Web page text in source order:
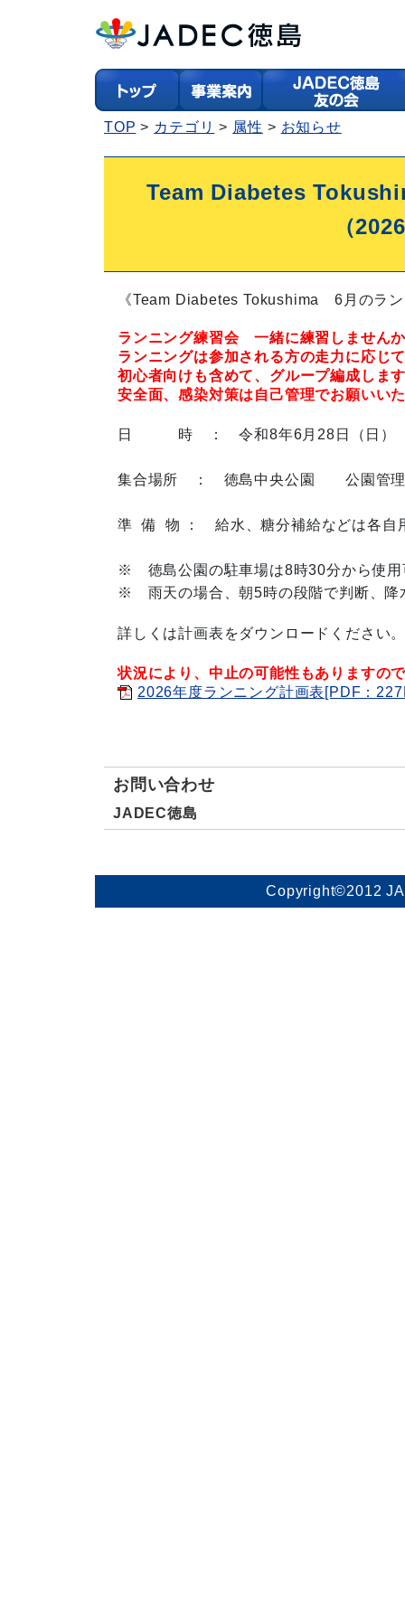
TOP カテゴリ 属性 お知らせ
Team Diabetes
（
《Team Diabetes Tokushima 6月のラ
ランニング練習会一緒に練習しません
ランニングは参加される方の走力に応じ
初心者向けも含めて、グループ編成しま
安全面、感染対策は自己管理でお願いい
日 時 ： 令和8年6月28日（日
集合場所 ： 徳島中央公園 公園管
準 備 物 ： 給水、糖分補給などは各自
※ 徳島公園の駐車場は8時30分から使用
※ 雨天の場合、朝5時の段階で判断、降
詳しくは計画表をダウンロードください
状況により、中止の可能性もありますの
2026年度ランニング計画表[PDF：
お問い合わせ
JADEC徳島
Copyright©2012